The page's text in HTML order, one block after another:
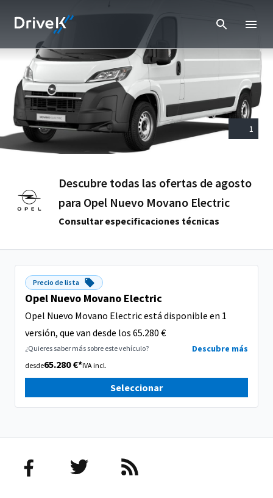
1
Descubre todas las ofertas de agosto
para Opel Nuevo Movano Electric
Consultar especificaciones técnicas
Precio de lista
Opel Nuevo Movano Electric
Opel Nuevo Movano Electric está disponible en 1
versión, que van desde los 65.280 €
¿Quieres saber más sobre este vehículo? Descubre más
desde65.280 €*IVA incl.
Seleccionar